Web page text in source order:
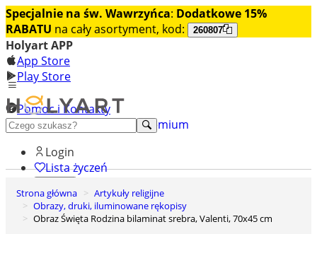
Specjalnie na św. Wawrzyńca: Dodatkowe 15%
RABATU na cały asortyment, kod: 260807
Holyart APP
App Store
Play Store
Pomoc i Kontakty
+48 222 922 860
Odkryj premium
Login
Lista życzeń
0
Koszyk
Strona główna
Artykuły religijne
Obrazy, druki, iluminowane rękopisy
Obraz Święta Rodzina bilaminat srebra, Valenti, 70x45 cm